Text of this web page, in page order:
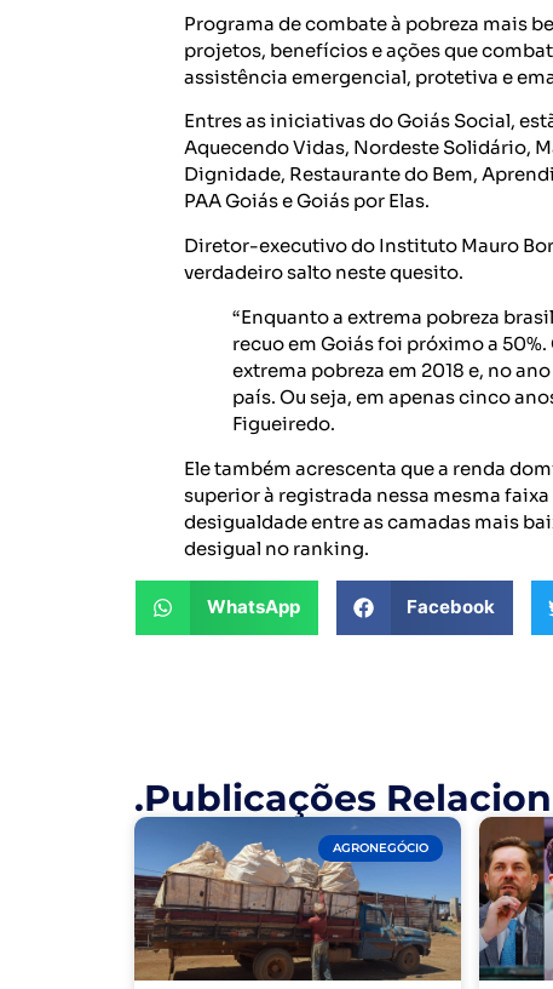
Programa de combate à pobreza mais
projetos, benefícios e ações que
assistência emergencial, protetiva e
Entres as iniciativas do Goiás Social,
Aquecendo Vidas, Nordeste Solidário,
Dignidade, Restaurante do Bem,
PAA Goiás e Goiás por Elas.
Diretor-executivo do Instituto Mauro
verdadeiro salto neste quesito.
“Enquanto a extrema pobreza
recuo em Goiás foi próximo a
extrema pobreza em 2018 e, no
país. Ou seja, em apenas cinco
Figueiredo.
Ele também acrescenta que a renda
superior à registrada nessa mesma
desigualdade entre as camadas mais
desigual no ranking.
WhatsApp Facebook
.Publicações
AGRONEGÓCIO